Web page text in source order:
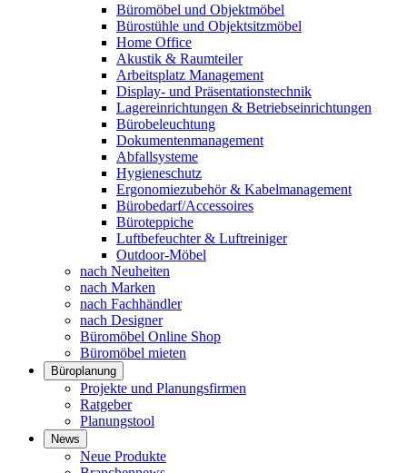
Büromöbel und Objektmöbel
Bürostühle und Objektsitzmöbel
Home Office
Akustik & Raumteiler
Arbeitsplatz Management
Display- und Präsentationstechnik
Lagereinrichtungen & Betriebseinrichtungen
Bürobeleuchtung
Dokumentenmanagement
Abfallsysteme
Hygieneschutz
Ergonomiezubehör & Kabelmanagement
Bürobedarf/Accessoires
Büroteppiche
Luftbefeuchter & Luftreiniger
Outdoor-Möbel
nach Neuheiten
nach Marken
nach Fachhändler
nach Designer
Büromöbel Online Shop
Büromöbel mieten
Büroplanung
Projekte und Planungsfirmen
Ratgeber
Planungstool
News
Neue Produkte